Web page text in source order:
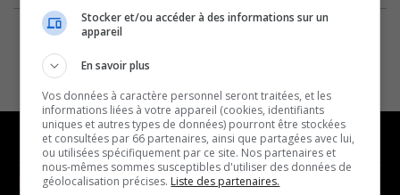
NOUVELLES MUSIQUE
Stocker et/ou accéder à des informations sur un
appareil
En savoir plus
Vos données à caractère personnel seront traitées, et les
informations liées à votre appareil (cookies, identifiants
uniques et autres types de données) pourront être stockées
et consultées par 66 partenaires, ainsi que partagées avec lui,
ou utilisées spécifiquement par ce site. Nos partenaires et
nous-mêmes sommes susceptibles d'utiliser des données de
géolocalisation précises. Liste des partenaires.